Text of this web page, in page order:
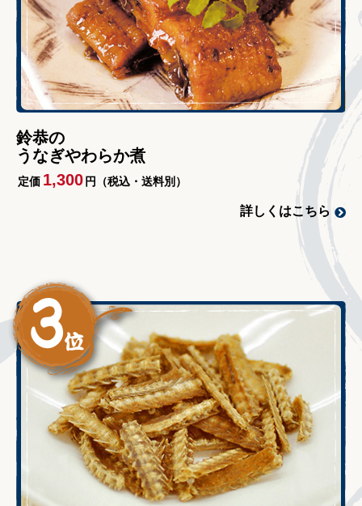
鈴恭の
うなぎやわらか煮
定価 1,300 円（税込・送料別）
詳しくはこちら